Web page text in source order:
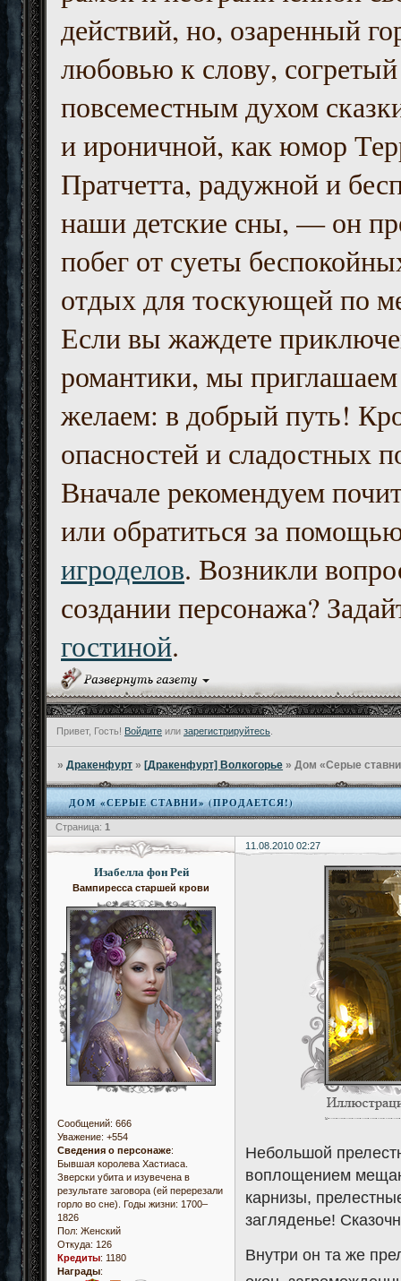
действий, но, озаренный
любовью к слову, согретый
повсеместным духом
и ироничной, как юмор
Пратчетта, радужной и
наши детские сны, — он
побег от суеты
отдых для тоскующей по
Если вы жаждете
романтики, мы приглашаем
желаем: в добрый путь!
опасностей и сладостных
Вначале рекомендуем
или обратиться за
игроделов. Возникли
создании персонажа?
гостиной.
Привет, Гость! Войдите или зарегистрируйтесь
»Дракенфурт » [Дракенфурт] Волкогорье »Дом «Серые
ДОМ «СЕРЫЕ СТАВНИ» (ПРОДАЕТСЯ!)
Страница: 1
11.08.2010 02:27
Изабелла фон Рей
Вампиресса старшей крови
Сообщений: 666
Уважение: +554
Сведения о персонаже:
Бывшая королева Хастиаса.
Зверски убита и изувечена в
результате заговора (ей перерезали
горло во сне). Годы жизни: 1700–
1826
Пол: Женский
Откуда: 126
Кредиты: 1180
Награды:
Небольшой
воплощением
карнизы,
загляденье!
Внутри он та же